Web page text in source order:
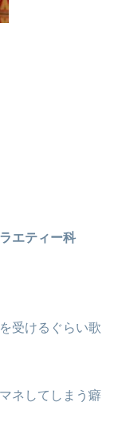
エティー科
受けるぐらい歌
ネしてしまう癖